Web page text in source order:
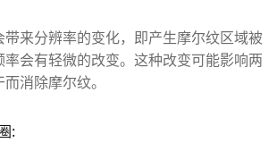
来分辨率的变化，即产生摩尔纹区域被
会有轻微的改变。这种改变可能影响两
消除摩尔纹。
: